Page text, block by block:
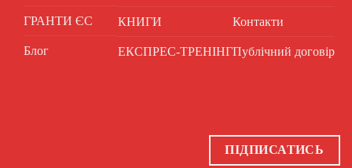
ГРАНТИ ЄС
Блог
КНИГИ
ЕКСПРЕС-ТРЕНІНГ
Контакти
Публічний договір
ПІДПИСАТИСЬ